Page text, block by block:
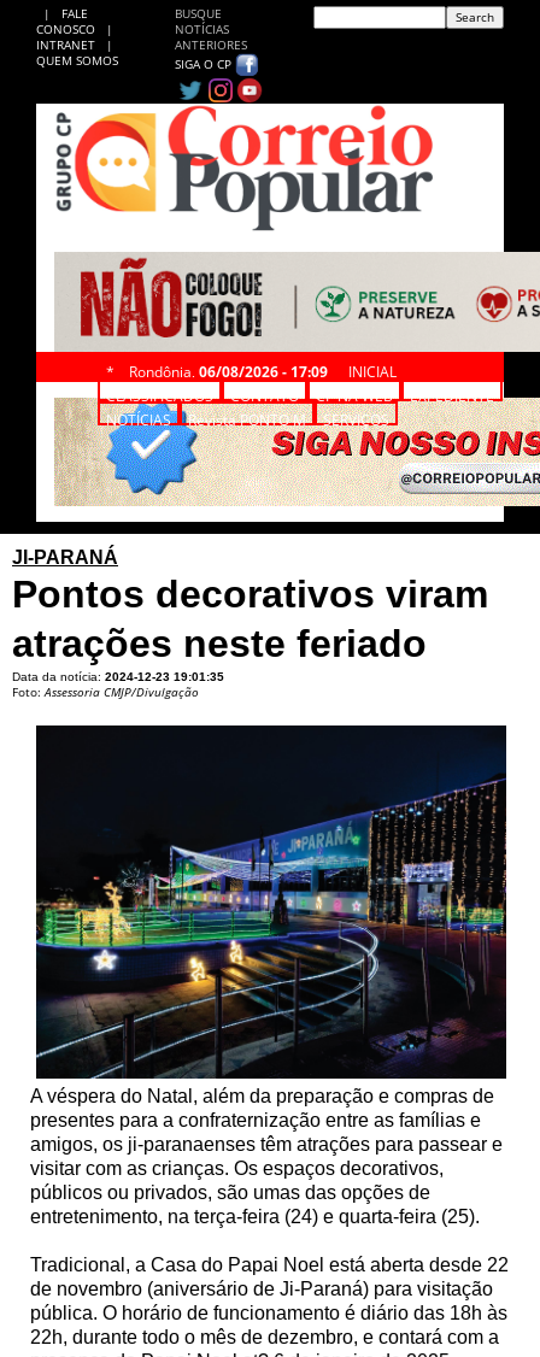
|
FALE
CONOSCO
|
INTRANET
|
QUEM SOMOS
BUSQUE
NOTÍCIAS
ANTERIORES
SIGA O CP
* Rondônia, 06/08/2026 - 17:09
INICIAL
CLASSIFICADOS
CONTATO CP NA WEB
EXPEDIENTE
NOTÍCIAS
Revista PONTO M SERVIÇOS
JI-PARANÁ
Pontos decorativos viram
atrações neste feriado
Data da notícia: 2024-12-23 19:01:35
Foto:Assessoria CMJP/Divulgação
A véspera do Natal, além da preparação e compras de
presentes para a confraternização entre as famílias e
amigos, os ji-paranaenses têm atrações para passear e
visitar com as crianças. Os espaços decorativos,
públicos ou privados, são umas das opções de
entretenimento, na terça-feira (24) e quarta-feira (25).
Tradicional, a Casa do Papai Noel está aberta desde 22
de novembro (aniversário de Ji-Paraná) para visitação
pública. O horário de funcionamento é diário das 18h às
22h, durante todo o mês de dezembro, e contará com a